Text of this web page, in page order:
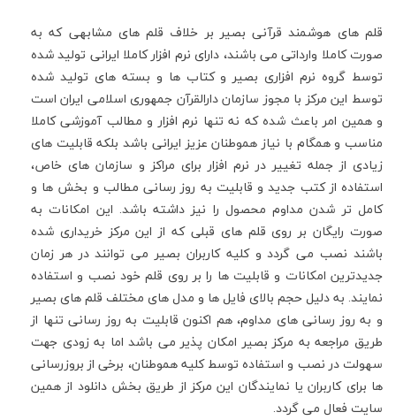
قلم های هوشمند قرآنی بصیر بر خلاف قلم های مشابهی که به
صورت کاملا وارداتی می باشند، دارای نرم افزار کاملا ایرانی تولید شده
توسط گروه نرم افزاری بصیر و کتاب ها و بسته های تولید شده
توسط این مرکز با مجوز سازمان دارالقرآن جمهوری اسلامی ایران است
و همین امر باعث شده که نه تنها نرم افزار و مطالب آموزشی کاملا
مناسب و همگام با نیاز هموطنان عزیز ایرانی باشد بلکه قابلیت های
زیادی از جمله تغییر در نرم افزار برای مراکز و سازمان های خاص،
استفاده از کتب جدید و قابلیت به روز رسانی مطالب و بخش ها و
کامل تر شدن مداوم محصول را نیز داشته باشد. این امکانات به
صورت رایگان بر روی قلم های قبلی که از این مرکز خریداری شده
باشند نصب می گردد و کلیه کاربران بصیر می توانند در هر زمان
جدیدترین امکانات و قابلیت ها را بر روی قلم خود نصب و استفاده
نمایند. به دلیل حجم بالای فایل ها و مدل های مختلف قلم های بصیر
و به روز رسانی های مداوم، هم اکنون قابلیت به روز رسانی تنها از
طریق مراجعه به مرکز بصیر امکان پذیر می باشد اما به زودی جهت
سهولت در نصب و استفاده توسط کلیه هموطنان، برخی از بروزرسانی
ها برای کاربران یا نمایندگان این مرکز از طریق بخش دانلود از همین
سایت فعال می گردد.